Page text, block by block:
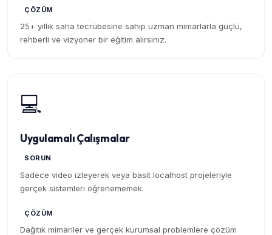
ÇÖZÜM
25+ yıllık saha tecrübesine sahip uzman mimarlarla güçlü,
rehberli ve vizyoner bir eğitim alırsınız.
💻
Uygulamalı Çalışmalar
SORUN
Sadece video izleyerek veya basit localhost projeleriyle
gerçek sistemleri öğrenememek.
ÇÖZÜM
Dağıtık mimariler ve gerçek kurumsal problemlere çözüm